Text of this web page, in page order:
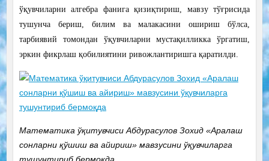
ўқувчиларни алгебра фанига қизиқтириш, мавзу тўғрисида
тушунча бериш, билим ва малакасини ошириш бўлса,
тарбиявий томондан ўқувчиларни мустақилликка ўргатиш,
эркин фикрлаш қобилиятини ривожлантиришга қаратилди.
Математика ўқитувчиси Абдурасулов Зохид «Аралаш
сонларни қўшиш ва айириш» мавзусини ўқувчиларга